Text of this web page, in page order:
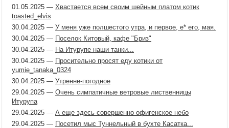
01.05.2025 — Хвастается всем своим шейным платом котик
toasted_elvis
30.04.2025 — У меня уже полшестого утра, и первое, е​* его, мая.
30.04.2025 — Поселок Китовый, кафе "Бриз"
30.04.2025 — На Итурупе наши танки...
30.04.2025 — Просительно просят еду котики от
yumie_tanaka_0324
30.04.2025 — Утренне-погодное
29.04.2025 — Очень симпатичные ветровые лиственницы
Итурупа
29.04.2025 — А еще здесь совершенно офигенское небо
29.04.2025 — Посетил мыс Туннельный в бухте Касатка...